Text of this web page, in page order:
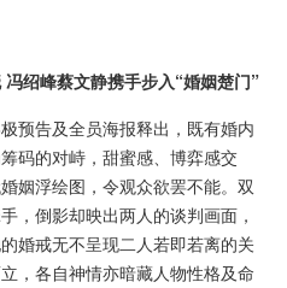
冯绍峰蔡文静携手步入“婚姻楚门”
告及全员海报释出，既有婚内
码的对峙，甜蜜感、博弈感交
姻浮绘图，令观众欲罢不能。双
，倒影却映出两人的谈判画面，
婚戒无不呈现二人若即若离的关
，各自神情亦暗藏人物性格及命